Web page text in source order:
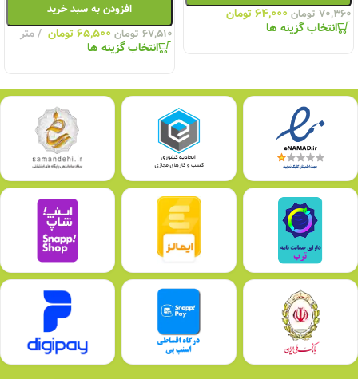
۷۰,۳۶۰ تومان ۶۴,۰۰۰تومان
انتخاب گزینه ها
افزودن به سبد خرید
۶۷,۵۱۰ تومان ۶۵,۵۰۰تومان متر
انتخاب گزینه ها